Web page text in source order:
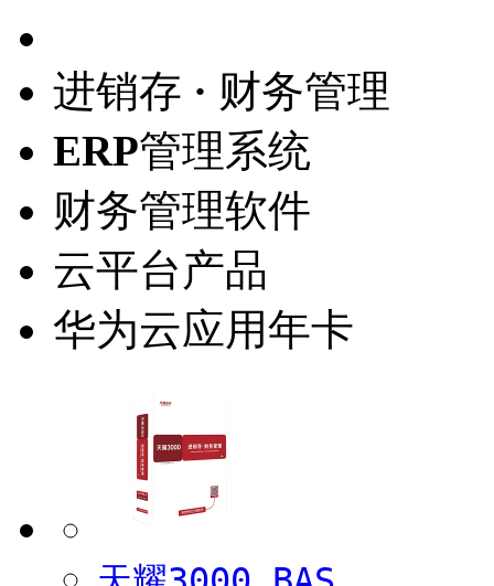
进销存 · 财务管理
ERP管理系统
财务管理软件
云平台产品
华为云应用年卡